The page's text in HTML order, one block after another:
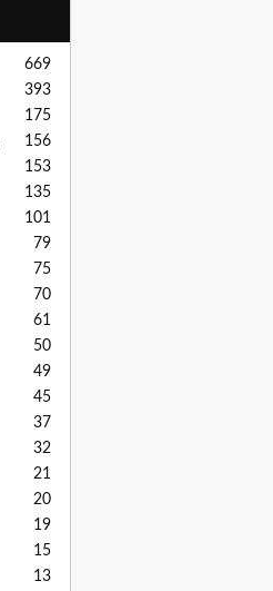
669
393
175
156
153
135
101
79
75
70
61
50
49
45
37
32
21
20
19
15
13